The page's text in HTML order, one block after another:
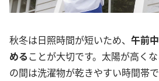
秋冬は日照時間が短いため、 午前
めることが大切です。太陽が高く
の間は洗濯物が乾きやすい時間帯